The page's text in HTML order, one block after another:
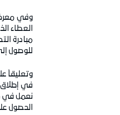
وفي معرض
العطاء
مبادرة
للوصول
وتعليقاً
في إطلاق
نعمل في
الحصول